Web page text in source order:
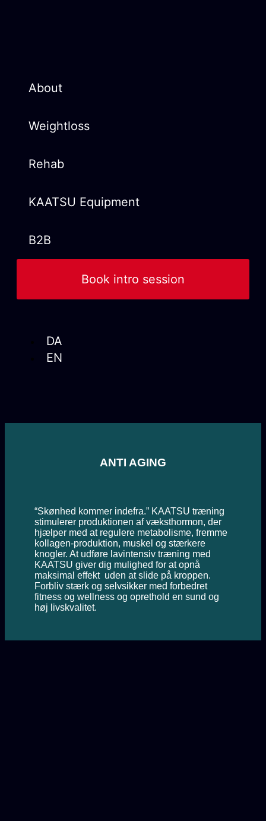
About
Weightloss
Rehab
KAATSU Equipment
B2B
Book intro session
DA
EN
ANTI AGING
“Skønhed kommer indefra.” KAATSU træning
stimulerer produktionen af væksthormon, der
hjælper med at regulere metabolisme, fremme
kollagen-produktion, muskel og stærkere
knogler. At udføre lavintensiv træning med
KAATSU giver dig mulighed for at opnå
maksimal effekt uden at slide på kroppen.
Forbliv stærk og selvsikker med forbedret
fitness og wellness og oprethold en sund og
høj livskvalitet.